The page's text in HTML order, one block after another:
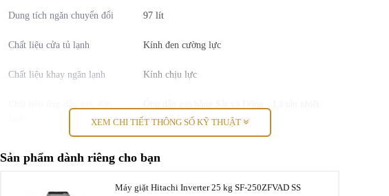
Dung tích ngăn chuyển đổi 97 lít
Chất liệu cửa tủ lạnh Kính đen cường lực
Chất liệu khay ngăn lạnh Kính chịu lực
bằng Nhôm
XEM CHI TIẾT THÔNG SỐ KỸ THUẬT
Sản phẩm dành riêng cho bạn
Máy giặt Hitachi Inverter 25 kg SF-250ZFVAD SS